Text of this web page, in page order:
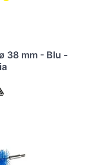
38 mm - Blu -